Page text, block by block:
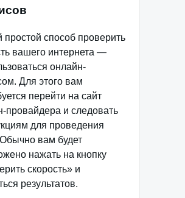
способ проверить
вашего интернета —
онлайн-
Для этого вам
перейти на сайт
провайдера и следовать
для проведения
вам будет
нажать на кнопку
скорость» и
результатов.